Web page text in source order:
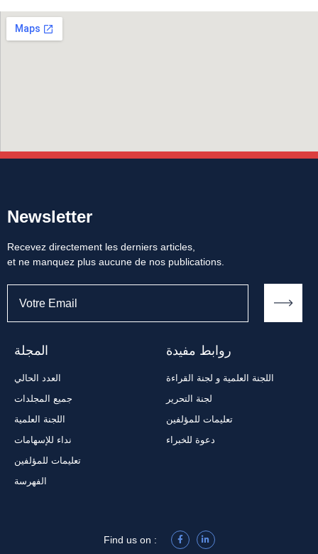
Newsletter
Recevez directement les derniers articles,
et ne manquez plus aucune de nos publications.
المجلة
العدد الحالي
جميع المجلدات
اللجنة العلمية
نداء للإسهامات
تعليمات للمؤلفين
الفهرسة
روابط مفيدة
اللجنة العلمية و لجنة القراءة
لجنة التحرير
تعليمات للمؤلفين
دعوة للخبراء
Find us on :